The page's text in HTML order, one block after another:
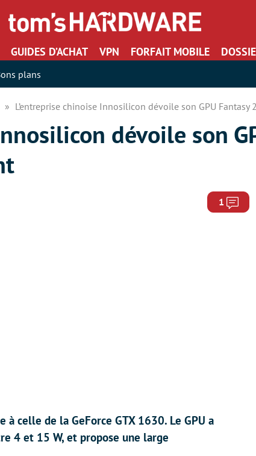
GUIDES D’ACHAT VPN FORFAIT MOBILE
plans
L’entreprise chinoise Innosilicon dévoile son GPU Fantasy
dévoile son
1
à celle de la GeForce GTX 1630. Le GPU a
4 et 15 W, et propose une large